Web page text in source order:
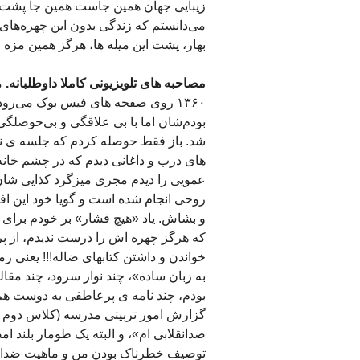
زیبایی جهان همین جاست همین جا
می‌دانستم که زندگی بدون این
بهار، پشت این میله ها، هرگز همین مزه
مصاحبه های تلویزیونی کاملا داوطلبانه.
۱۳۶۰ روی صفحه های فیس بوک
بودم‌شان اما با بی علاقگی و
شد. باز فقط حوصله کردم که جلسه ی
های درب و داغانی دیدم که در چشم
عمویی را دیدم مجری میزگرد کذایی
روحی انجام شده است و گویا خود این
و بشاش. یاد «هیچ فشار» بر خودم برای
که هرگز چهره اش را درست ندیدم، از
خواندن و داشتن کتابهای ضاله!!! یعنی
به زبان ساده»، چند نوار سرود، چند
بودم، چند نامه ی پرعاطفی به دوست
گزارش امور تربیتی مدرسه (کلاس دوم
ضدانقلابی ام»، و البته یک طومار
توصیف خطرناک بودن من و ماهیت